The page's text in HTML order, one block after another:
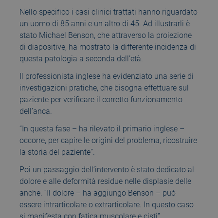
Nello specifico i casi clinici trattati hanno riguardato
un uomo di 85 anni e un altro di 45. Ad illustrarli è
stato Michael Benson, che attraverso la proiezione
di diapositive, ha mostrato la differente incidenza di
questa patologia a seconda dell’età.
Il professionista inglese ha evidenziato una serie di
investigazioni pratiche, che bisogna effettuare sul
paziente per verificare il corretto funzionamento
dell’anca.
“In questa fase – ha rilevato il primario inglese –
occorre, per capire le origini del problema, ricostruire
la storia del paziente”.
Poi un passaggio dell’intervento è stato dedicato al
dolore e alle deformità residue nelle displasie delle
anche. “Il dolore – ha aggiungo Benson – può
essere intrarticolare o extrarticolare. In questo caso